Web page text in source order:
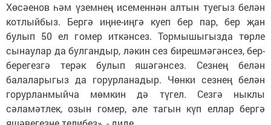
Хөсәенов һәм үземнең исеменнән алтын туегыз белән
котлыйбыз. Бергә иңне-иңгә куеп бер пар, бер җан
булып 50 ел гомер иткәнсез. Тормышыгызда төрле
сынаулар да булгандыр, ләкин сез бирешмәгәнсез, бер-
берегезгә терәк булып яшәгәнсез. Сезнең белән
балаларыгыз да горурланадыр. Чөнки сезнең белән
горурланмыйча мөмкин дә түгел. Сезгә ныклы
сәламәтлек, озын гомер, әле тагын күп еллар бергә